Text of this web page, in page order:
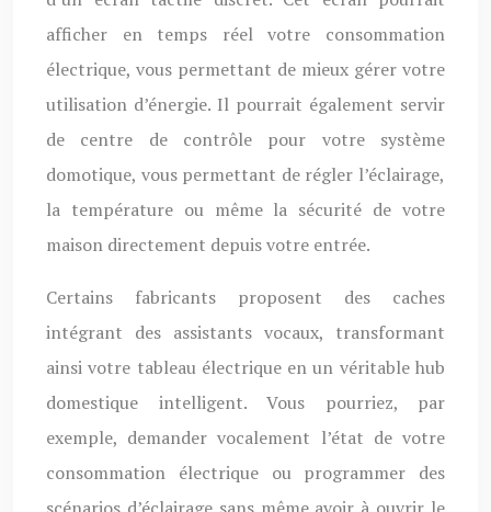
afficher en temps réel votre consommation
électrique, vous permettant de mieux gérer votre
utilisation d’énergie. Il pourrait également servir
de centre de contrôle pour votre système
domotique, vous permettant de régler l’éclairage,
la température ou même la sécurité de votre
maison directement depuis votre entrée.
Certains fabricants proposent des caches
intégrant des assistants vocaux, transformant
ainsi votre tableau électrique en un véritable hub
domestique intelligent. Vous pourriez, par
exemple, demander vocalement l’état de votre
consommation électrique ou programmer des